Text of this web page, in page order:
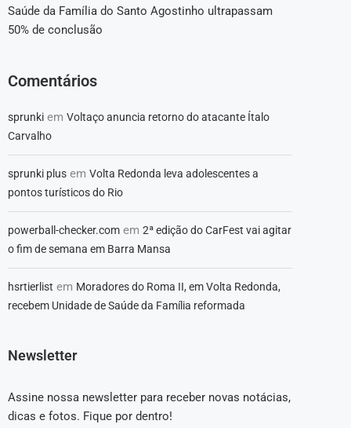
Saúde da Família do Santo Agostinho ultrapassam
50% de conclusão
Comentários
sprunki em Voltaço anuncia retorno do atacante Ítalo
Carvalho
sprunki plus em Volta Redonda leva adolescentes a
pontos turísticos do Rio
powerball-checker.com em 2ª edição do CarFest vai agitar
o fim de semana em Barra Mansa
hsrtierlist em Moradores do Roma II, em Volta Redonda,
recebem Unidade de Saúde da Família reformada
Newsletter
Assine nossa newsletter para receber novas notácias,
dicas e fotos. Fique por dentro!